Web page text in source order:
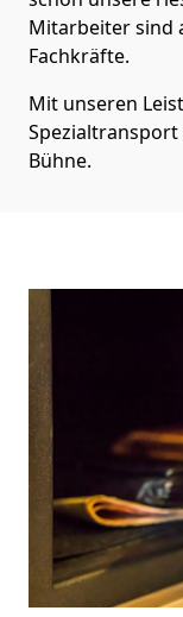
Mitarbeiter sind
Fachkräfte.
Mit unseren
Bühne.